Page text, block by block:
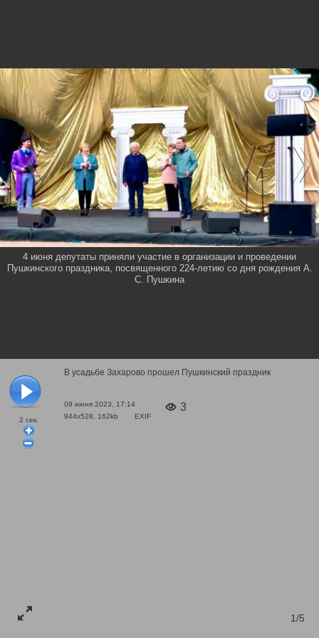
2 сек.
В усадьбе Захарово прошел Пушкинский праздник
09 июня 2023, 17:14
944x528, 162kb
EXIF
3
1/5
4 июня депутаты приняли участие в организации и проведении
Пушкинского праздника, посвященного 224-летию со дня рождения А.
С. Пушкина